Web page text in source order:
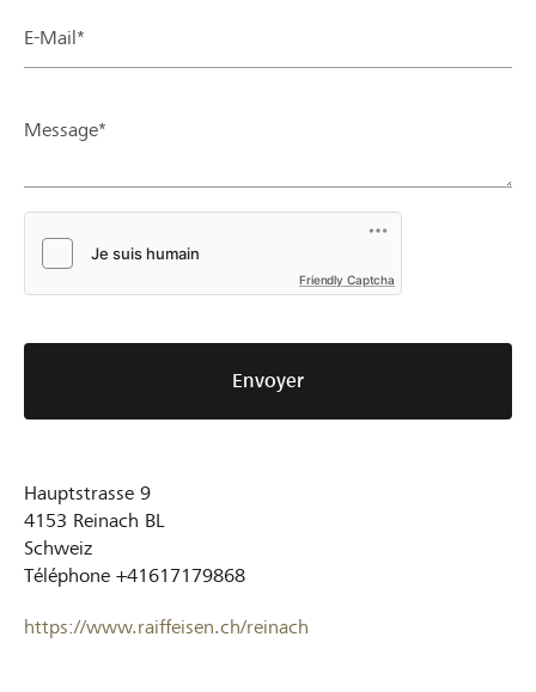
E-Mail*
Message*
Friendly Captcha
Envoyer
Hauptstrasse 9
4153 Reinach BL
Schweiz
Téléphone +41617179868
https://www.raiffeisen.ch/reinach